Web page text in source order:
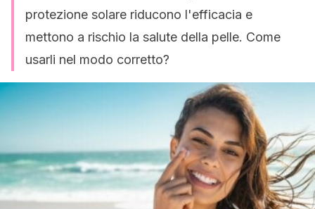
protezione solare riducono l'efficacia e
mettono a rischio la salute della pelle. Come
usarli nel modo corretto?